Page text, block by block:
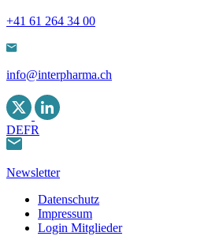
+41 61 264 34 00
info@interpharma.ch
DEFR
Newsletter
Datenschutz
Impressum
Login Mitglieder